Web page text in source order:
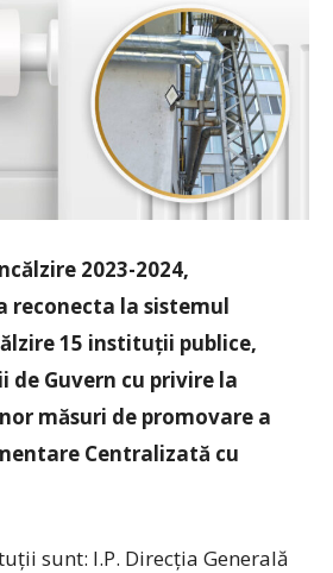
2023-2024,
reconecta la sistemul
15 instituții publice,
Guvern cu privire la
măsuri de promovare a
Centralizată cu
sunt: I.P. Direcția Generală